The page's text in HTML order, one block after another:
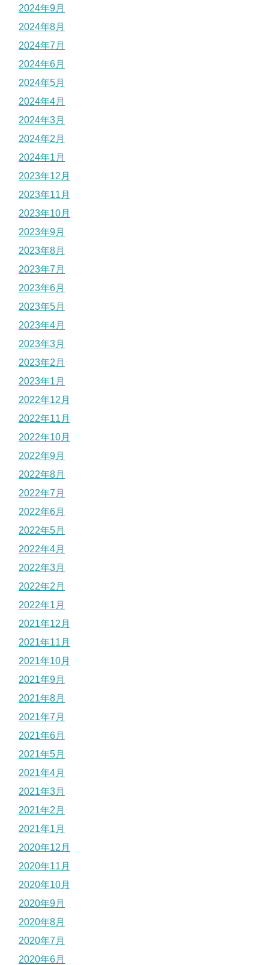
2024年9月
2024年8月
2024年7月
2024年6月
2024年5月
2024年4月
2024年3月
2024年2月
2024年1月
2023年12月
2023年11月
2023年10月
2023年9月
2023年8月
2023年7月
2023年6月
2023年5月
2023年4月
2023年3月
2023年2月
2023年1月
2022年12月
2022年11月
2022年10月
2022年9月
2022年8月
2022年7月
2022年6月
2022年5月
2022年4月
2022年3月
2022年2月
2022年1月
2021年12月
2021年11月
2021年10月
2021年9月
2021年8月
2021年7月
2021年6月
2021年5月
2021年4月
2021年3月
2021年2月
2021年1月
2020年12月
2020年11月
2020年10月
2020年9月
2020年8月
2020年7月
2020年6月